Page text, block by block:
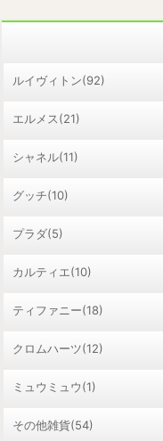
ルイヴィトン(92)
エルメス(21)
シャネル(11)
グッチ(10)
プラダ(5)
カルティエ(10)
ティファニー(18)
クロムハーツ(12)
ミュウミュウ(1)
その他雑貨(54)